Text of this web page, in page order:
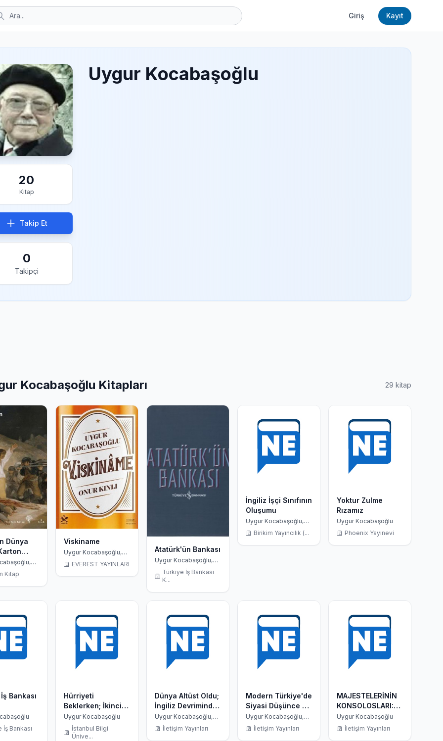
Giriş Kayıt
20
Kitap
Takip Et
0
Takipçi
Uygur Kocabaşoğlu
Kocabaşoğlu Kitapları 29 kitap
Dünya
Kitap
Viskiname
Uygur Kocabaşoğlu,
EVEREST YAYINLARI
Atatürk'ün Bankası
Uygur Kocabaşoğlu,
Sinan Sönmez, Güven
Sak
Türkiye İş Bankası
K...
İngiliz İşçi Sınıfının
Oluşumu
Uygur Kocabaşoğlu,
Thompson
Birikim Yayıncılık (...
Yoktur Zulme
Rızamız
Uygur Kocabaşoğlu
Phoenix Yayınevi
Bankası
İş Bankası
Hürriyeti
Beklerken; İkinci
Meşrutiyet Basını
Uygur Kocabaşoğlu
İstanbul Bilgi
Ünive...
Dünya Altüst Oldu;
İngiliz Devriminde
Radikal
Düşünceler
Uygur Kocabaşoğlu,
Christopher Hill
İletişim Yayınları
Modern Türkiye'de
Siyasi Düşünce 3;
Modernleşme ve
Batıcılık
Uygur Kocabaşoğlu,
Murat Gültekingil, Tanıl
Bora
İletişim Yayınları
MAJESTELERİNİN
KONSOLOSLARI:
İNGİLİZ
BELGELERİYLE
Uygur Kocabaşoğlu
İletişim Yayınları